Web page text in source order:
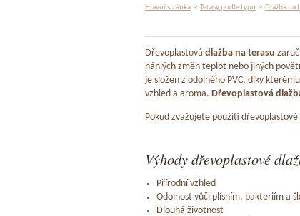
Hlavní stránka > Terasy podle typu > Dlažba na
Dřevoplastová dlažba na terasu
náhlých změn teplot nebo jiných
je složen z odolného PVC, díky
vzhled a aroma. Dřevoplastová
Pokud zvažujete použití
Výhody dřevoplastové
Přírodní vzhled
Odolnost vůči plísním, bakteriím a
Dlouhá životnost